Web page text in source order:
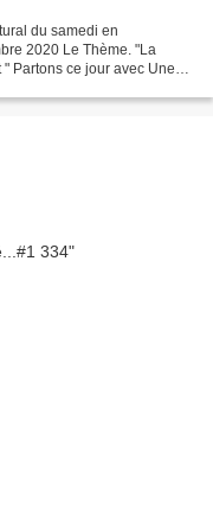
du samedi en
2020 Le Thème. "La
Partons ce jour avec Une